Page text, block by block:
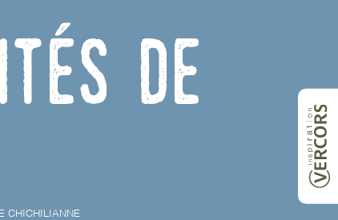
de
CHICHILIANNE